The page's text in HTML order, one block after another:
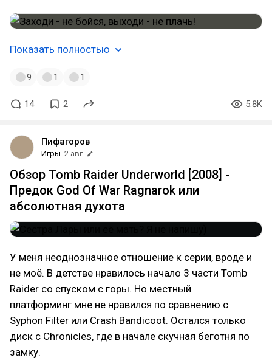
Показать полностью
9 1 1
14 2 5.8K
Пифагоров
Игры 2 авг
Обзор Tomb Raider Underworld [2008] -
Предок God Of War Ragnarok или
абсолютная духота
У меня неоднозначное отношение к серии, вроде и
не моё. В детстве нравилось начало 3 части Tomb
Raider со спуском с горы. Но местный
платформинг мне не нравился по сравнению с
Syphon Filter или Crash Bandicoot. Остался только
диск с Chronicles, где в начале скучная беготня по
замку.